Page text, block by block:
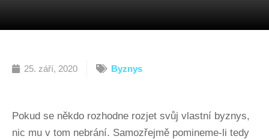
25. září, 2020 Byznys
Pokud se někdo rozhodne rozjet svůj vlastní byznys,
nic mu v tom nebrání. Samozřejmě pomineme-li tedy